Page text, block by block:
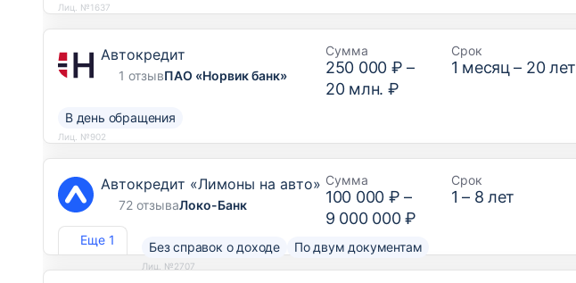
Лиц. №1637
Автокредит
1 отзывПАО «Норвик банк»
Сумма
250 000 ₽ –
20 млн. ₽
Срок
1 месяц – 20лет
В день обращения
Лиц. №902
Еще 1
Автокредит «Лимоны на авто»
72 отзываЛоко-Банк
Сумма
100 000 ₽ –
9 000 000 ₽
Срок
1 – 8 лет
Без справок о доходе По двум документам
Лиц. №2707